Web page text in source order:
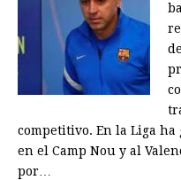
competitivo. En la Liga
en el Camp Nou y al
por…